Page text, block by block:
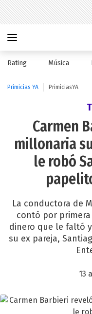
Rating Música
Primicias YA PrimiciasYA
Carmen
millonaria
le robó
La conductora de
contó por
dinero que le faltó
su ex pareja,
13